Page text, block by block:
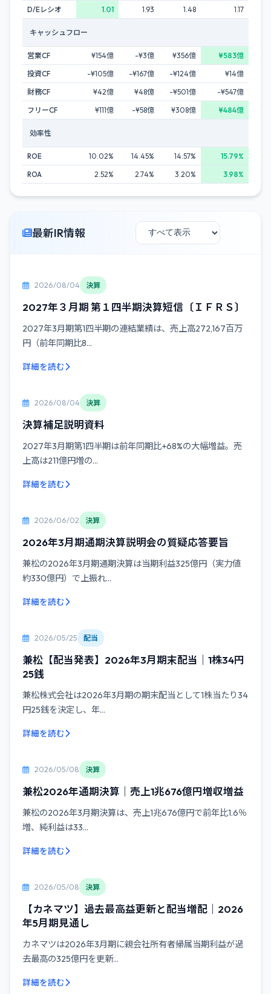
D/Eレシオ
1.01 1.93 1.48 1.17
キャッシュフロー
営業CF ¥154億 -¥3億 ¥356億
¥583億
投資CF
-¥105億 -¥167億 -¥124億
¥14億
財務CF
¥42億 ¥48億 -¥501億
-¥547億
フリーCF
¥111億 -¥58億 ¥308億 ¥484億
効率性
ROE 10.02% 14.45% 14.57%
15.79%
ROA
2.52% 2.74% 3.20% 3.98%
最新IR情報
2026/08/04 決算
2027年３月期 第１四半期決算短信〔ＩＦＲＳ〕
2027年3月期第1四半期の連結業績は、売上高272,167百万
円（前年同期比8...
詳細を読む
2026/08/04 決算
決算補足説明資料
2027年3月期第1四半期は前年同期比+68%の大幅増益。売
上高は211億円増の...
詳細を読む
2026/06/02 決算
2026年3月期通期決算説明会の質疑応答要旨
兼松の2026年3月期通期決算は当期利益325億円（実力値
約330億円）で上振れ...
詳細を読む
2026/05/25 配当
兼松【配当発表】2026年3月期末配当｜1株34円
25銭
兼松株式会社は2026年3月期の期末配当として1株当たり34
円25銭を決定し、年...
詳細を読む
2026/05/08 決算
兼松2026年通期決算｜売上1兆676億円増収増益
兼松の2026年3月期決算は、売上1兆676億円で前年比1.6％
増、純利益は33...
詳細を読む
2026/05/08 決算
【カネマツ】過去最高益更新と配当増配｜2026
年5月期見通し
カネマツは2026年3月期に親会社所有者帰属当期利益が過
去最高の325億円を更新...
詳細を読む